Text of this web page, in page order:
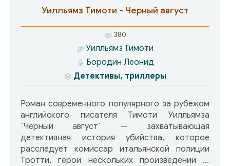
Уилльямз Тимоти - Черный август
380
Уилльямз Тимоти
Бородин Леонид
Детективы, триллеры
Роман современного популярного за рубежом
английского писателя Тимоти Уилльямза
`Черный август` — захватывающая
детективная история убийства, которое
расследует комиссар итальянской полиции
Тротти, герой нескольких произведений Т.